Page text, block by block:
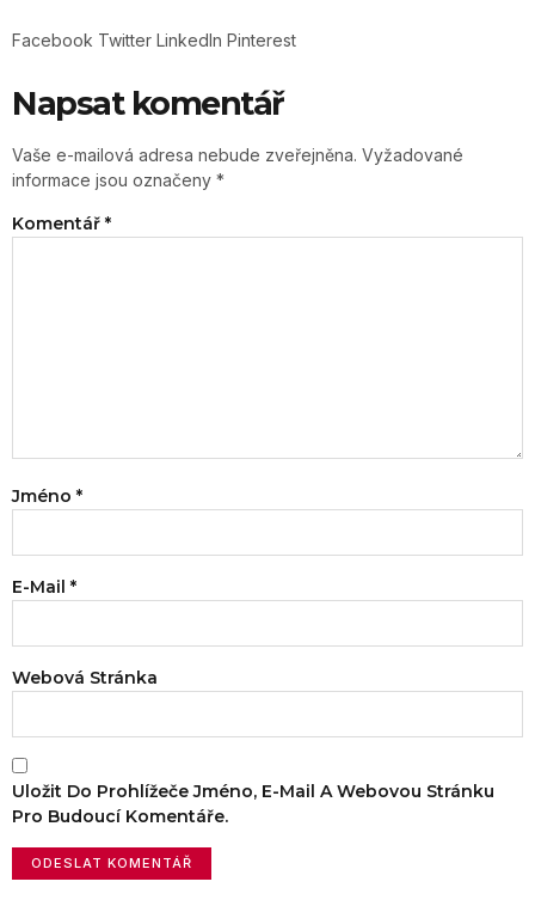
Facebook Twitter LinkedIn Pinterest
Napsat komentář
Vaše e-mailová adresa nebude zveřejněna. Vyžadované
informace jsou označeny *
Komentář *
Jméno *
E-Mail *
Webová Stránka
Uložit Do Prohlížeče Jméno, E-Mail A Webovou Stránku
Pro Budoucí Komentáře.